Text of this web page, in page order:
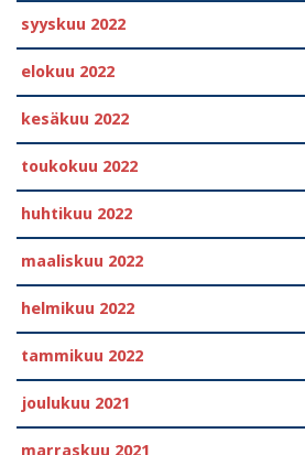
syyskuu 2022
elokuu 2022
kesäkuu 2022
toukokuu 2022
huhtikuu 2022
maaliskuu 2022
helmikuu 2022
tammikuu 2022
joulukuu 2021
marraskuu 2021